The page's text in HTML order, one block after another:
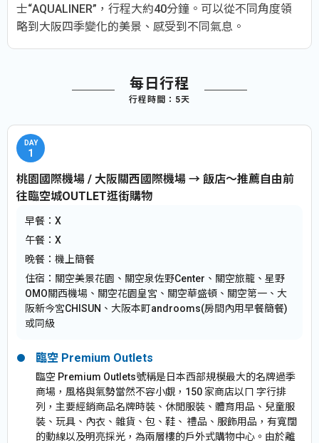
士“AQUALINER”，行程大約40分鐘。可以從不同角度領
略到大阪四季變化的美景、感受到不同氣息。
1 2 3 4 5
每日行程
行程時間： 5天
1
桃園國際機場 / 大阪關西國際機場 → 飯店～推薦自由前
往臨空城OUTLET逛街購物
早餐： X
午餐： X
晚餐： 機上簡餐
住宿： 關空美景花園、關空泉佐野Center、關空旅籠、星野
OMO關西機場、關空花園皇宮、關空華盛頓、關空第一、大
阪新今宮CHISUN、大阪本町androoms(房間內用早餐簡餐)
或同級
臨空 Premium Outlets
臨空 Premium Outlets號稱是日本西部規模最大的名牌過季
商場，風格與氣勢當然不容小覷，150 家商店以ㄇ 字行排
列，主要經銷商品名牌時裝、休閒服裝、體育用品、兒童服
裝、玩具、內衣、雜貨、包、鞋、 禮品、服飾用品，有寬闊
的動線以及明亮採光，為兩層樓的戶外式購物中心。由於離